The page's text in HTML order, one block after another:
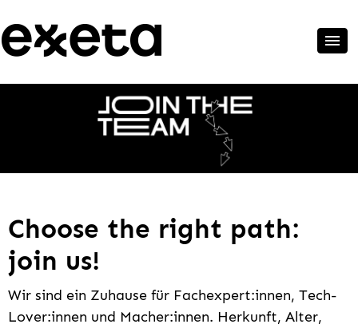
Choose the right path:
join us!
Wir sind ein Zuhause für Fachexpert:innen, Tech-
Lover:innen und Macher:innen. Herkunft, Alter,